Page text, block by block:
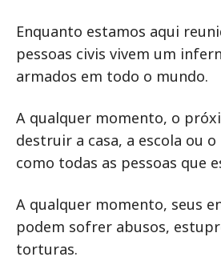
Enquanto estamos aqui
pessoas civis vivem um
armados em todo o mundo.
A qualquer momento, o
destruir a casa, a escola ou
como todas as pessoas que
A qualquer momento, seus
podem sofrer abusos,
torturas.